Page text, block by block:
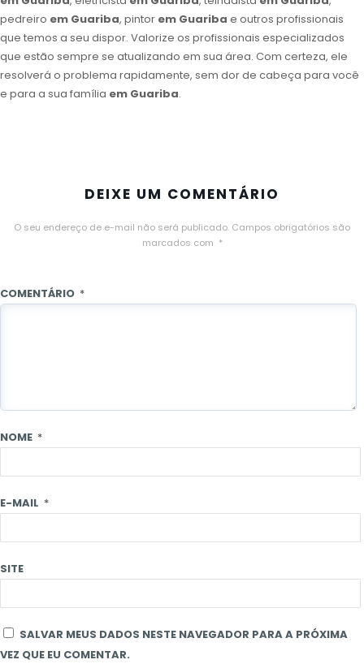
pedreiro em Guariba, pintor em Guariba e outros profissionais
que temos a seu dispor. Valorize os profissionais especializados
que estão sempre se atualizando em sua área. Com certeza, ele
resolverá o problema rapidamente, sem dor de cabeça para você
e para a sua família em Guariba.
DEIXE UM COMENTÁRIO
O seu endereço de e-mail não será publicado. Campos obrigatórios são
marcados com *
COMENTÁRIO *
NOME *
E-MAIL *
SITE
SALVAR MEUS DADOS NESTE NAVEGADOR PARA A PRÓXIMA
VEZ QUE EU COMENTAR.